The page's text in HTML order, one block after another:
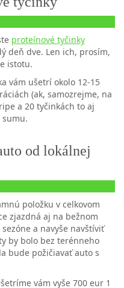
proteínové tyčinky
deň dve. Len ich, prosím,
istotu.
vám ušetrí okolo 12-15
(ak, samozrejme, na
a 20 tyčinkách to aj
od lokálnej
položku v celkovom
zjazdná aj na bežnom
a navyše navštíviť
by bolo bez terénneho
bude požičiavať auto s